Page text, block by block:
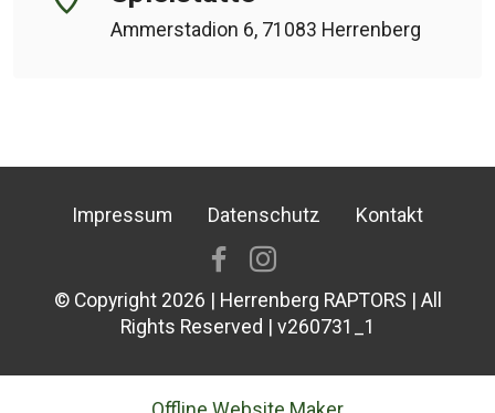
Ammerstadion 6, 71083 Herrenberg
Impressum Datenschutz Kontakt
© Copyright 2026 | Herrenberg RAPTORS | All
Rights Reserved | v260731_1